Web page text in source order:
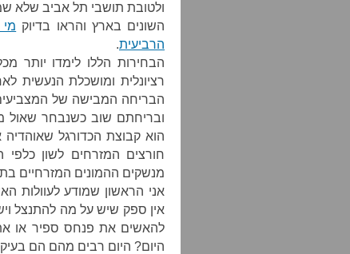
ולטובת תושבי תל אביב שלא
השונים בארץ והראו בדיוק
הרביעית.
הבחירות הללו לימדו יותר
רציונלית ומושכלת הנעשית
הבריחה המבישה של
ובריחתם שוב כשנבחר שאול
הוא קבוצת הכדורגל
חורצים המזרחים לשון כלפי
מנשקים ההמונים המזרחיים
אני הראשון שמודע לעוולות
אין ספק שיש על מה להתנצל
להאשים את פנחס ספיר או
היום? היום רבים מהם הם